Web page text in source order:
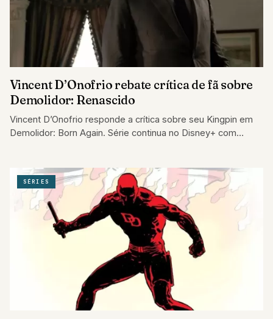
Vincent D’Onofrio rebate crítica de fã sobre
Demolidor: Renascido
Vincent D’Onofrio responde a crítica sobre seu Kingpin em
Demolidor: Born Again. Série continua no Disney+ com
SÉRIES